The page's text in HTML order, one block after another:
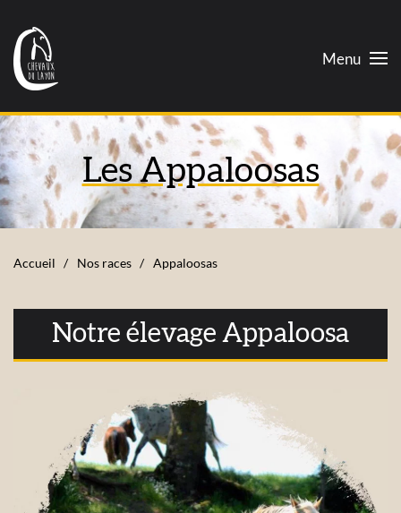
Menu
Les Appaloosas
Accueil Nos races Appaloosas
Notre élevage Appaloosa